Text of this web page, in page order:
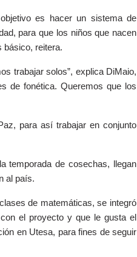
es hacer un sistema de
para que los niños que nacen
básico, reitera.
trabajar solos”, explica DiMaio,
de fonética. Queremos que los
para así trabajar en conjunto
temporada de cosechas, llegan
al país.
de matemáticas, se integró
el proyecto y que le gusta el
en Utesa, para fines de seguir